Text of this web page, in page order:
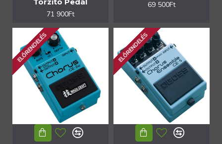
71 900Ft
69 500Ft
ELŐRENDELÉS ELŐRENDELÉS